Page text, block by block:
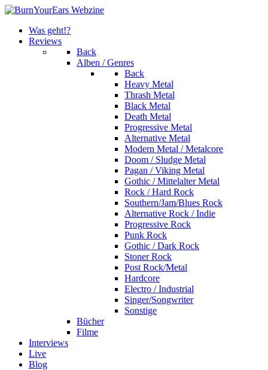
Was geht!?
Reviews
Back
Alben / Genres
Back
Heavy Metal
Thrash Metal
Black Metal
Death Metal
Progressive Metal
Alternative Metal
Modern Metal / Metalcore
Doom / Sludge Metal
Pagan / Viking Metal
Gothic / Mittelalter Metal
Rock / Hard Rock
Southern/Jam/Blues Rock
Alternative Rock / Indie
Progressive Rock
Punk Rock
Gothic / Dark Rock
Stoner Rock
Post Rock/Metal
Hardcore
Electro / Industrial
Singer/Songwriter
Sonstige
Bücher
Filme
Interviews
Live
Blog